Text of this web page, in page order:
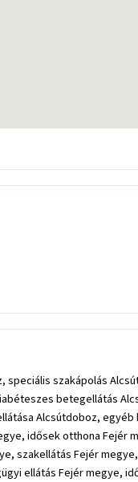
szakápolás
betegellátás
Alcsútdoboz,
idősek otthona Fejér
szakellátás Fejér megye,
ellátás Fejér megye,